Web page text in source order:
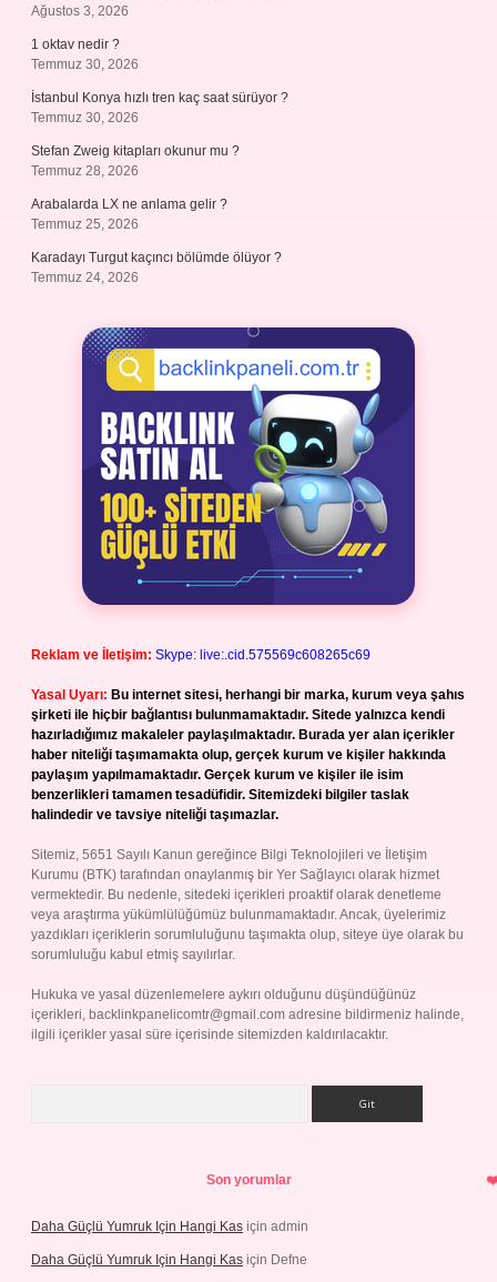
Ağustos 3, 2026
1 oktav nedir ?
Temmuz 30, 2026
İstanbul Konya hızlı tren kaç saat sürüyor ?
Temmuz 30, 2026
Stefan Zweig kitapları okunur mu ?
Temmuz 28, 2026
Arabalarda LX ne anlama gelir ?
Temmuz 25, 2026
Karadayı Turgut kaçıncı bölümde ölüyor ?
Temmuz 24, 2026
Reklam ve İletişim: Skype: live:.cid.575569c608265c69
Yasal Uyarı: Bu internet sitesi, herhangi bir marka, kurum veya şahıs
şirketi ile hiçbir bağlantısı bulunmamaktadır. Sitede yalnızca kendi
hazırladığımız makaleler paylaşılmaktadır. Burada yer alan içerikler
haber niteliği taşımamakta olup, gerçek kurum ve kişiler hakkında
paylaşım yapılmamaktadır. Gerçek kurum ve kişiler ile isim
benzerlikleri tamamen tesadüfidir. Sitemizdeki bilgiler taslak
halindedir ve tavsiye niteliği taşımazlar.
Sitemiz, 5651 Sayılı Kanun gereğince Bilgi Teknolojileri ve İletişim
Kurumu (BTK) tarafından onaylanmış bir Yer Sağlayıcı olarak hizmet
vermektedir. Bu nedenle, sitedeki içerikleri proaktif olarak denetleme
veya araştırma yükümlülüğümüz bulunmamaktadır. Ancak, üyelerimiz
yazdıkları içeriklerin sorumluluğunu taşımakta olup, siteye üye olarak bu
sorumluluğu kabul etmiş sayılırlar.
Hukuka ve yasal düzenlemelere aykırı olduğunu düşündüğünüz
içerikleri, backlinkpanelicomtr@gmail.com adresine bildirmeniz halinde,
ilgili içerikler yasal süre içerisinde sitemizden kaldırılacaktır.
Son yorumlar
Daha Güçlü Yumruk Için Hangi Kas için admin
Daha Güçlü Yumruk Için Hangi Kas için Defne